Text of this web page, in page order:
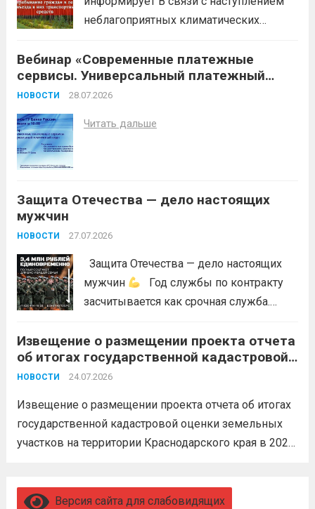
неблагоприятных климатических
воздуха, отсутствие осадков,
порывистый ветер), в целях
недопущения ухудшения лесопожарной
возникновений чрезвычайных
Вебинар «Современные платежные
сервисы. Универсальный платежный
код»
НОВОСТИ 28.07.2026
Читать дальше
Защита Отечества — дело настоящих
мужчин
НОВОСТИ 27.07.2026
Защита Отечества — дело настоящих
мужчин
Год службы по контракту
засчитывается как срочная служба.
невозможен без вашего согласия,
увольнение по окончании срока
гарантировано. Регион предоставляет
бойцам множество мер поддержки:
3,4 млн рублей единовременно;...
Извещение о размещении проекта отчета
об итогах государственной кадастровой
оценки земельных участков на
году
НОВОСТИ 24.07.2026
Извещение о размещении проекта отчета об итогах
государственной кадастровой оценки земельных
участков на территории Краснодарского края в 2026
Версия сайта для слабовидящих